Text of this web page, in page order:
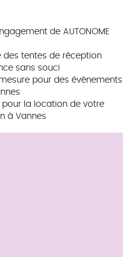
de AUTONOME
des tentes de réception
sans souci
pour des événements
pour la location de votre
à Vannes